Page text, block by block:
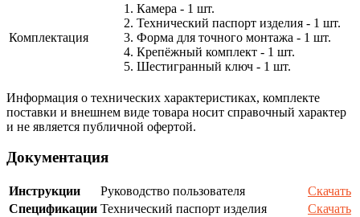
Комплектация
1. Камера - 1 шт.
2. Технический паспорт изделия - 1 шт.
3. Форма для точного монтажа - 1 шт.
4. Крепёжный комплект - 1 шт.
5. Шестигранный ключ - 1 шт.
Информация о технических характеристиках, комплекте
поставки и внешнем виде товара носит справочный характер
и не является публичной офертой.
Документация
Инструкции Руководство пользователя
Скачать
Спецификации Технический паспорт изделия Скачать